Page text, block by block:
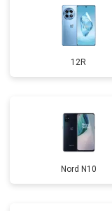
12R
Nord N10